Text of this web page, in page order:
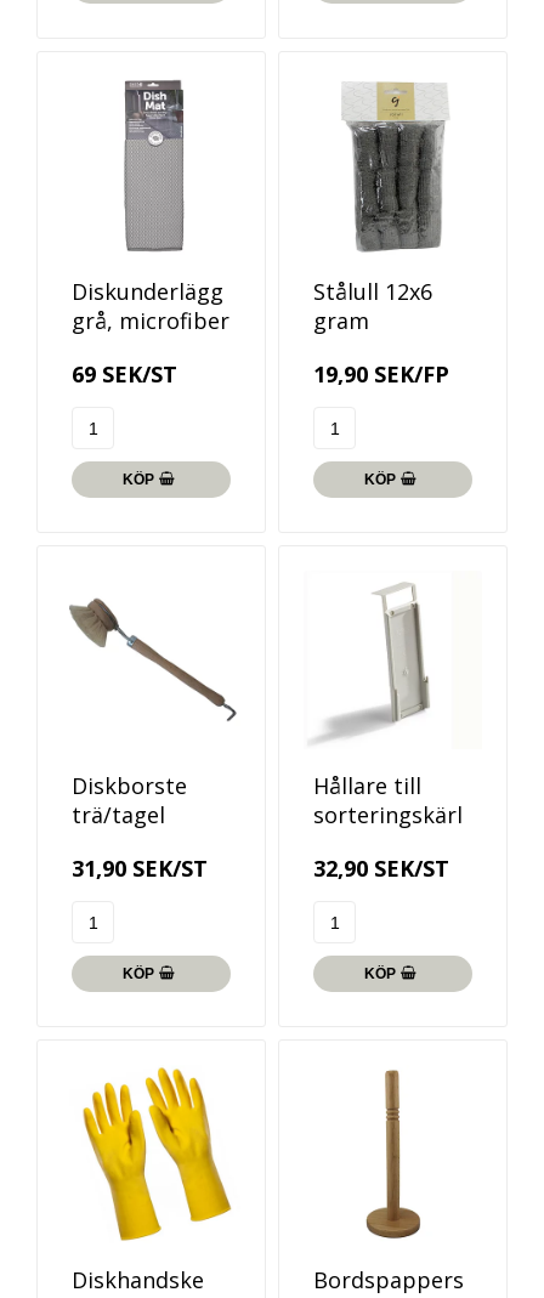
Diskunderlägg
grå, microfiber
69 SEK/ST
KÖP
Stålull 12x6
gram
19,90 SEK/FP
KÖP
Diskborste
trä/tagel
31,90 SEK/ST
KÖP
Hållare till
sorteringskärl
32,90 SEK/ST
KÖP
Diskhandske
Bordspappers